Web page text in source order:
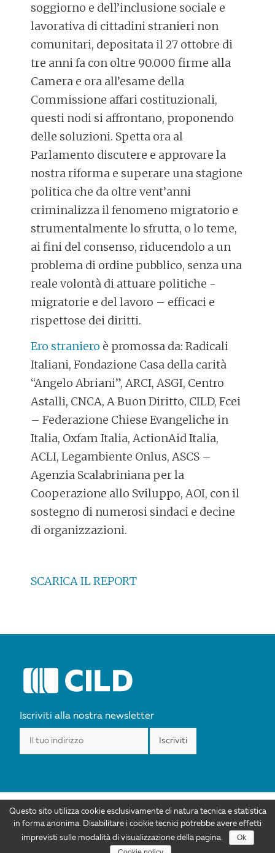
soggiorno e dell’inclusione sociale e
lavorativa di cittadini stranieri non
comunitari, depositata il 27 ottobre di
tre anni fa con oltre 90.000 firme alla
Camera e ora all’esame della
Commissione affari costituzionali,
questi nodi si affrontano, proponendo
delle soluzioni. Spetta ora al
Parlamento discutere e approvare la
nostra riforma e superare una stagione
politica che da oltre vent’anni
criminalizza il fenomeno migratorio e
strumentalmente lo sfrutta, o lo teme,
ai fini del consenso, riducendolo a un
problema di ordine pubblico, senza una
reale volontà di attuare politiche -
migratorie e del lavoro – efficaci e
rispettose dei diritti.
Ero straniero è promossa da: Radicali
Italiani, Fondazione Casa della carità
“Angelo Abriani”, ARCI, ASGI, Centro
Astalli, CNCA, A Buon Diritto, CILD, Fcei
– Federazione Chiese Evangeliche in
Italia, Oxfam Italia, ActionAid Italia,
ACLI, Legambiente Onlus, ASCS –
Agenzia Scalabriniana per la
Cooperazione allo Sviluppo, AOI, con il
sostegno di numerosi sindaci e decine
di organizzazioni.
SCARICA IL REPORT
POST
Iscriviti alla nostra newsletter
Attribuzione 4.0 Internazionale. Autorizzazioni ulteriori rispetto allo scopo di
questa licenza sono disponibili all'indirizzo info@cild.eu |Privacy policy
Questo sito utilizza cookie esclusivamente di natura tecnica e statistica
in forma anonima. Disabilitare i cookie tecnici potrebbe avere effetti
imprevisti sulle modalità di visualizzazione della pagina.
Ok